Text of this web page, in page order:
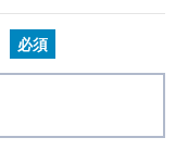
必須